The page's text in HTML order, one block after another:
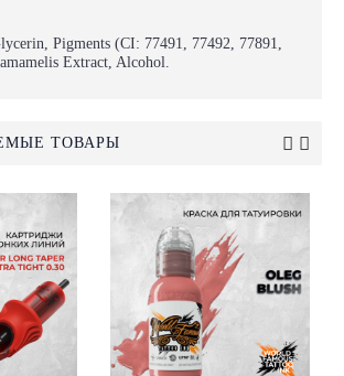
Pigments (CI: 77491, 77492, 77891,
Extract, Alcohol.
ТОВАРЫ